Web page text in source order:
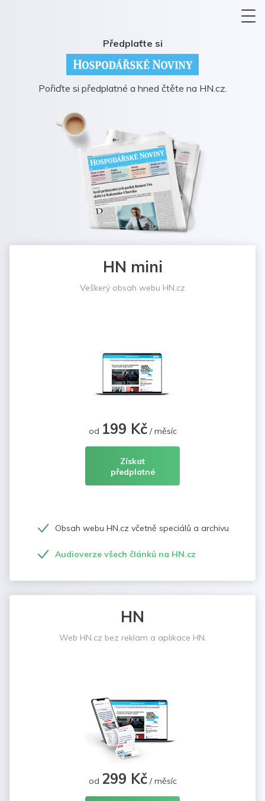
Předplaťte si
Pořiďte si předplatné a hned čtěte na HN.cz.
HN mini
Veškerý obsah webu HN.cz
od 199 Kč/ měsíc
Získat
předplatné
Obsah webu HN.cz včetně speciálů a archivu
Audioverze všech článků na HN.cz
HN
Web HN.cz bez reklam a aplikace HN.
od 299 Kč/ měsíc